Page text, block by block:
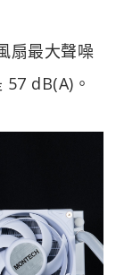
扇最大聲噪
dB(A)。